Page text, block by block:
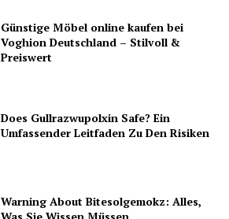
Günstige Möbel online kaufen bei
Voghion Deutschland – Stilvoll &
Preiswert
Does Gullrazwupolxin Safe? Ein
Umfassender Leitfaden Zu Den Risiken
Warning About Bitesolgemokz: Alles,
Was Sie Wissen Müssen